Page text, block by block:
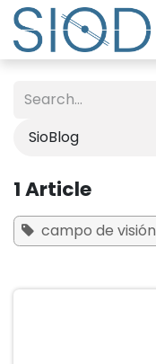
Skip to Content
SioBlog
1 Article
campo de visión